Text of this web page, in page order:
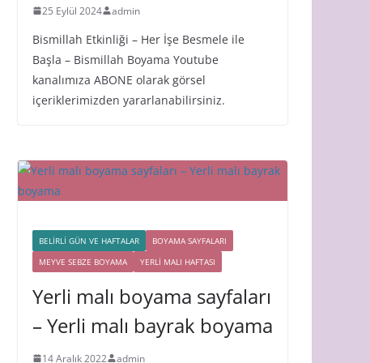
25 Eylül 2024 admin
Bismillah Etkinliği – Her İşe Besmele ile
Başla – Bismillah Boyama Youtube
kanalımıza ABONE olarak görsel
içeriklerimizden yararlanabilirsiniz.
BELİRLİ GÜN VE HAFTALAR
BOYAMA SAYFALARI
MEYVE SEBZE BOYAMA
YERLİ MALI HAFTASI
Yerli malı boyama sayfaları
– Yerli malı bayrak boyama
14 Aralık 2022 admin